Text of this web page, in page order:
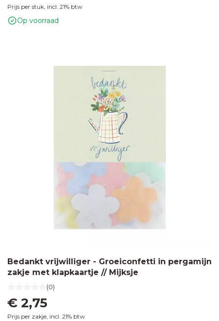
Prijs per stuk, incl. 21% btw
Op voorraad
Bedankt vrijwilliger - Groeiconfetti in pergamijn
zakje met klapkaartje // Mijksje
(0)
€ 2,75
Prijs per zakje, incl. 21% btw